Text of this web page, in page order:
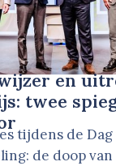
en
twee
tijdens de Dag
de doop van